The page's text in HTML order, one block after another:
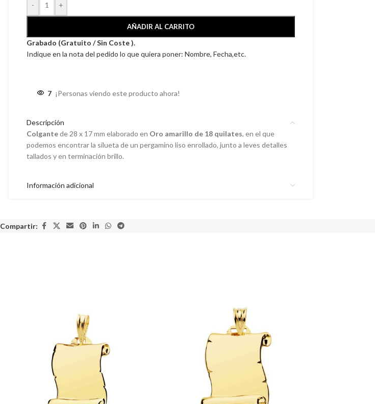
-
+
AÑADIR AL CARRITO
Grabado (Gratuito / Sin Coste ).
Indique en la nota del pedido lo que quiera poner: Nombre, Fecha,etc.
7 ¡Personas viendo este producto ahora!
Descripción
Colgantede 28 x 17 mm elaborado en Oro amarillo de 18 quilates, en el que
podemos encontrar la silueta de un pergamino liso enrollado, junto a leves detalles
tallados y en terminación brillo.
Información adicional
Compartir: